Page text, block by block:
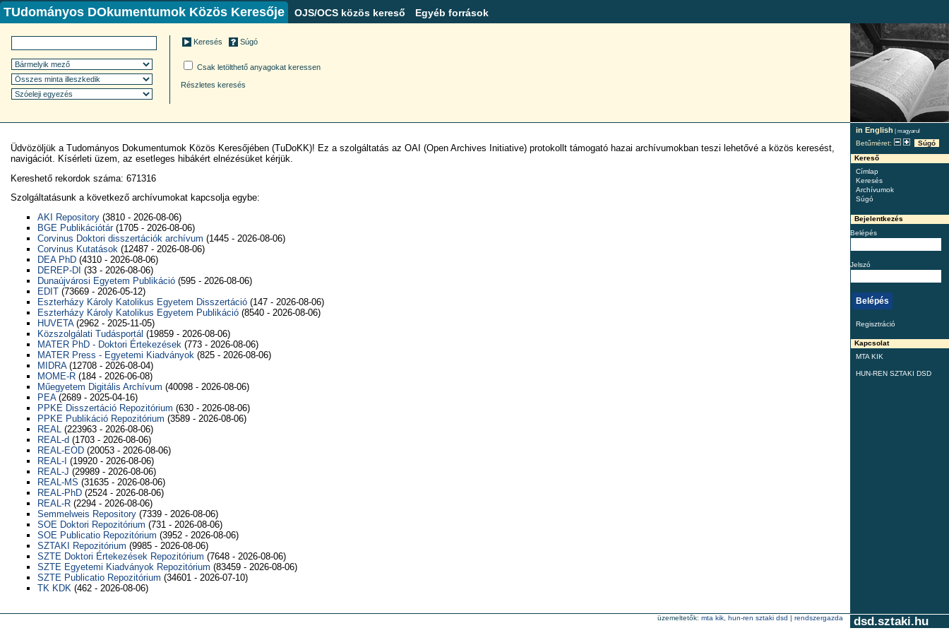
TUdományos DOkumentumok Közös Keresője OJS/OCS közös kereső Egyéb források
in English | magyarul
Betűméret:
Súgó
Kereső
Címlap
Keresés
Archívumok
Súgó
Bejelentkezés
Belépés
Jelszó
Regisztráció
Kapcsolat
MTA KIK
HUN-REN SZTAKI DSD
Keresés Súgó
Csak letölthető anyagokat keressen
Részletes keresés
Üdvözöljük a Tudományos Dokumentumok Közös Keresőjében (TuDoKK)! Ez a szolgáltatás az OAI (Open Archives Initiative) protokollt támogató hazai archívumokban teszi lehetővé a közös keresést,
navigációt. Kísérleti üzem, az esetleges hibákért elnézésüket kérjük.
Kereshető rekordok száma: 671316
Szolgáltatásunk a következő archívumokat kapcsolja egybe:
AKI Repository (3810 - 2026-08-06)
BGE Publikációtár(1705 - 2026-08-06)
Corvinus Doktori disszertációk archívum (1445 - 2026-08-06)
Corvinus Kutatások (12487 - 2026-08-06)
DEA PhD (4310 - 2026-08-06)
DEREP-DI (33 - 2026-08-06)
Dunaújvárosi Egyetem Publikáció (595 - 2026-08-06)
EDIT (73669 - 2026-05-12)
Eszterházy Károly Katolikus Egyetem Disszertáció (147 - 2026-08-06)
Eszterházy Károly Katolikus Egyetem Publikáció (8540 - 2026-08-06)
HUVETA(2962 - 2025-11-05)
Közszolgálati Tudásportál (19859 - 2026-08-06)
MATER PhD - Doktori Értekezések (773 - 2026-08-06)
MATER Press - Egyetemi Kiadványok (825 - 2026-08-06)
MIDRA(12708 - 2026-08-04)
MOME-R (184 - 2026-06-08)
Műegyetem Digitális Archívum (40098 - 2026-08-06)
PEA(2689 - 2025-04-16)
PPKE Disszertáció Repozitórium (630 - 2026-08-06)
PPKE Publikáció Repozitórium (3589 - 2026-08-06)
REAL (223963 - 2026-08-06)
REAL-d (1703 - 2026-08-06)
REAL-EOD (20053 - 2026-08-06)
REAL-I (19920 - 2026-08-06)
REAL-J (29989 - 2026-08-06)
REAL-MS (31635 - 2026-08-06)
REAL-PhD (2524 - 2026-08-06)
REAL-R (2294 - 2026-08-06)
Semmelweis Repository (7339 - 2026-08-06)
SOE Doktori Repozitórium (731 - 2026-08-06)
SOE Publicatio Repozitórium (3952 - 2026-08-06)
SZTAKI Repozitórium (9985 - 2026-08-06)
SZTE Doktori Értekezések Repozitórium (7648 - 2026-08-06)
SZTE Egyetemi Kiadványok Repozitórium (83459 - 2026-08-06)
SZTE Publicatio Repozitórium (34601 - 2026-07-10)
TK KDK (462 - 2026-08-06)
dsd.sztaki.hu
üzemeltetők: mta kik hun-ren sztaki dsd | rendszergazda